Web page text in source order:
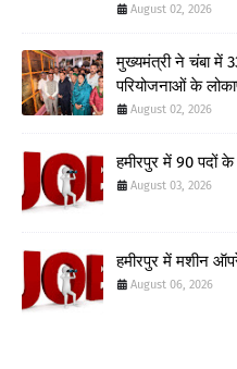
August 02, 2026
मुख्यमंत्री ने चंबा में
परियोजनाओं के
August 02, 2026
हमीरपुर में 90 पदों के
August 03, 2026
हमीरपुर में मशीन
August 06, 2026